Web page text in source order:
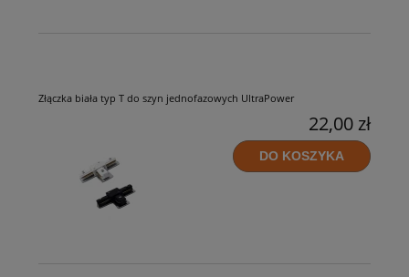
Złączka biała typ T do szyn jednofazowych UltraPower
22,00 zł
DO KOSZYKA